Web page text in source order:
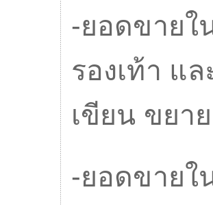
-ยอดขายใ
รองเท้า แ
เขียน ขยา
-ยอดขายใ